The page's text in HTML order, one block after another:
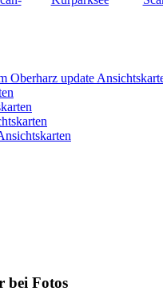
Oberharz update
bei Fotos